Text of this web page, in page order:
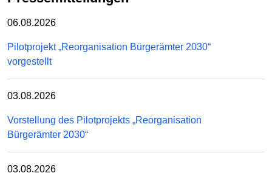
06.08.2026
Pilotprojekt „Reorganisation Bürgerämter 2030“
vorgestellt
03.08.2026
Vorstellung des Pilotprojekts „Reorganisation
Bürgerämter 2030“
03.08.2026